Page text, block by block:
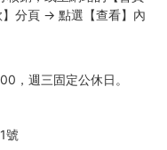
分頁 → 點選【查看】內
，週三固定公休日。
號